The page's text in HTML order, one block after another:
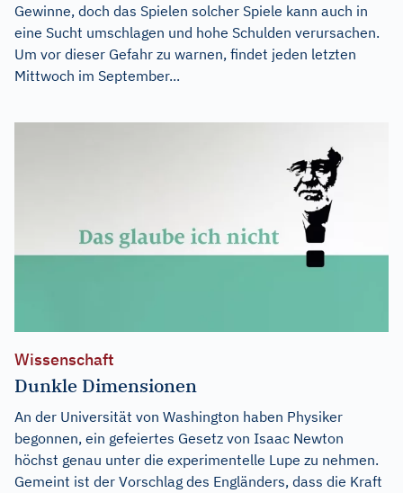
Gewinne, doch das Spielen solcher Spiele kann auch in
eine Sucht umschlagen und hohe Schulden verursachen.
Um vor dieser Gefahr zu warnen, findet jeden letzten
Mittwoch im September...
Wissenschaft
Dunkle Dimensionen
An der Universität von Washington haben Physiker
begonnen, ein gefeiertes Gesetz von Isaac Newton
höchst genau unter die experimentelle Lupe zu nehmen.
Gemeint ist der Vorschlag des Engländers, dass die Kraft